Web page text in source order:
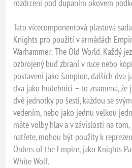
rozdrceni pod dupaním okovem
Tato vícecomponentová plastová
Knights pro použití v armádách
Warhammer: The Old World. Každý
ozbrojený buď zbraní v ruce nebo
postaveni jako šampion, dalších dva
dva jako hudebníci – to znamená, že
dvě jednotky po šesti, každou se
vedením, nebo jako jednu velkou
máte volby hlav a v závislosti na
natřete, mohou být použity k
Orders of the Empire, jako Knights
White Wolf.